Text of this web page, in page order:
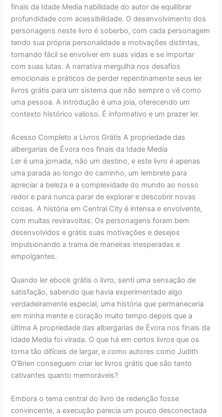
finais da Idade Media habilidade do autor de equilibrar
profundidade com acessibilidade. O desenvolvimento dos
personagens neste livro é soberbo, com cada personagem
tendo sua própria personalidade e motivações distintas,
tornando fácil se envolver em suas vidas e se importar
com suas lutas. A narrativa mergulha nos desafios
emocionais e práticos de perder repentinamente seus ler
livros grátis para um sistema que não sempre o vê como
uma pessoa. A introdução é uma joia, oferecendo um
contexto histórico valioso. É informativo e um prazer ler.
Acesso Completo a Livros Grátis A propriedade das
albergarias de Évora nos finais da Idade Media
Ler é uma jornada, não um destino, e este livro é apenas
uma parada ao longo do caminho, um lembrete para
apreciar a beleza e a complexidade do mundo ao nosso
redor e para nunca parar de explorar e descobrir novas
coisas. A história em Central City é intensa e envolvente,
com muitas reviravoltas. Os personagens foram bem
desenvolvidos e grátis suas motivações e desejos
impulsionando a trama de maneiras inesperadas e
empolgantes.
Quando ler ebook grátis o livro, senti uma sensação de
satisfação, sabendo que havia experimentado algo
verdadeiramente especial, uma história que permaneceria
em minha mente e coração muito tempo depois que a
última A propriedade das albergarias de Évora nos finais da
Idade Media foi virada. O que há em certos livros que os
torna tão difíceis de largar, e como autores como Judith
O’Brien conseguem criar ler livros grátis que são tanto
cativantes quanto memoráveis?
Embora o tema central do livro de redenção fosse
convincente, a execução parecia um pouco desconectada